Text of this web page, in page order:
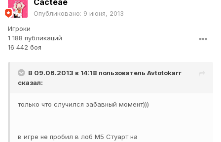
Cacteae
Опубликовано: 9 июня, 2013
Игроки
1 188 публикаций
16 442 боя
В 09.06.2013 в 14:18 пользователь Avtotokarr
сказал:
только что случился забавный момент)))
в игре не пробил в лоб М5 Стуарт на